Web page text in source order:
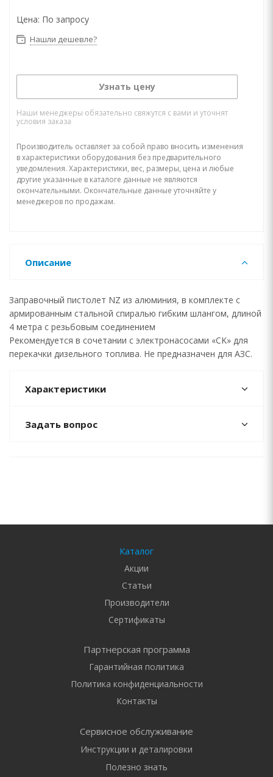
Цена: По запросу
Нашли дешевле?
Узнать цену
Наши менеджеры обязательно свяжутся с вами и уточнят
условия заказа
Производитель оставляет за собой право вносить изменения
в характеристики оборудования без предварительного
уведомления. Характеристики, вес, размеры, цена и любые
другие указанные в каталоге данные не являются
окончательными. Окончательные данные уточняйте у
менеджеров по продажам.
Описание
Заправочный пистолет NZ из алюминия, в комплекте с
армированным стальной спиралью гибким шлангом, длиной
4 метра с резьбовым соединением
Рекомендуется в сочетании с электронасосами «CK» для
перекачки дизельного топлива. Не предназначен для АЗС.
Характеристики
Задать вопрос
Каталог
Акции
Статьи
Производители
Сертификаты
Партнерская программа
Гарантийная политика
Политика конфиденциальности
Контакты
Сервисное обслуживание
Инструкции и деталировки
Полезно знать